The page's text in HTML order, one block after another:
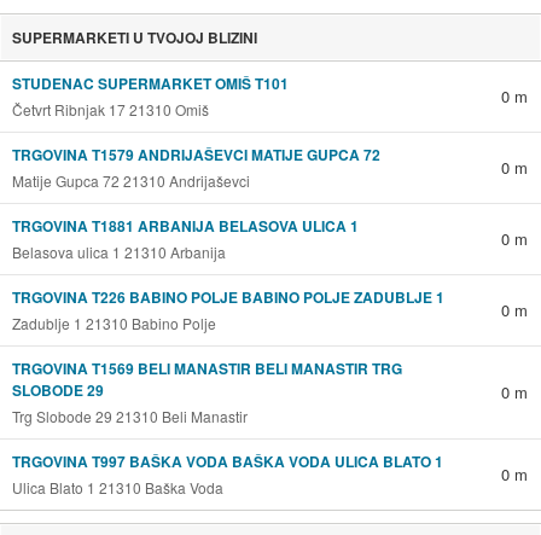
SUPERMARKETI U TVOJOJ BLIZINI
STUDENAC SUPERMARKET OMIŠ T101
Četvrt Ribnjak 17 21310 Omiš
0 m
TRGOVINA T1579 ANDRIJAŠEVCI MATIJE GUPCA 72
Matije Gupca 72 21310 Andrijaševci
0 m
TRGOVINA T1881 ARBANIJA BELASOVA ULICA 1
Belasova ulica 1 21310 Arbanija
0 m
TRGOVINA T226 BABINO POLJE BABINO POLJE ZADUBLJE 1
Zadublje 1 21310 Babino Polje
0 m
TRGOVINA T1569 BELI MANASTIR BELI MANASTIR TRG
SLOBODE 29
Trg Slobode 29 21310 Beli Manastir
0 m
TRGOVINA T997 BAŠKA VODA BAŠKA VODA ULICA BLATO 1
Ulica Blato 1 21310 Baška Voda
0 m